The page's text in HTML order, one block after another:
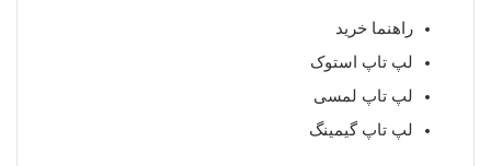
راهنما خرید
لپ تاپ استوک
لپ تاپ لمسی
لپ تاپ گیمینگ